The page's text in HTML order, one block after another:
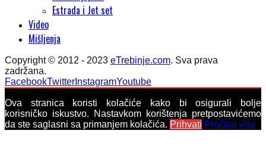
Estrada i Jet set
Video
Mišljenja
Copyright © 2012 - 2023 eTrebinje.com. Sva prava
zadržana.
FacebookTwitter InstagramYoutube
Ova stranica koristi kolačiće kako bi osigurali bolje
korisničko iskustvo. Nastavkom korištenja pretpostavićemo
da ste saglasni sa primanjem kolačića. Prihvati Pročitaj više